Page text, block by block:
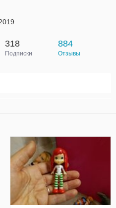
318
Подписки
884
Отзывы